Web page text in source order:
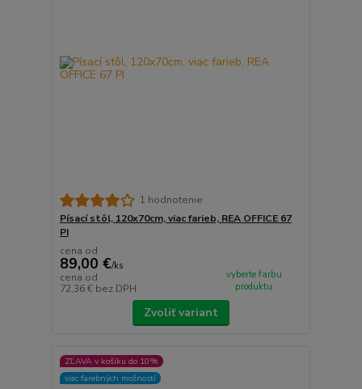
1 hodnotenie
Písací stôl, 120x70cm, viac farieb, REA OFFICE 67
PI
cena od
89,00 €/ks
cena od
72,36 € bez DPH
vyberte farbu
produktu
Zvoliť variant
ZĽAVA v košíku do 10%
viac farebných možností